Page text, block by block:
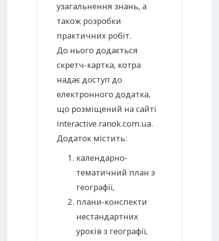
узагальнення знань, а
також розробки
практичних робіт.
До нього додається
скретч-картка, котра
надає доступ до
електронного додатка,
що розміщений на сайті
interactive.ranok.com.ua.
Додаток містить:
календарно-
тематичний план з
географії,
плани-конспекти
нестандартних
уроків з географії,